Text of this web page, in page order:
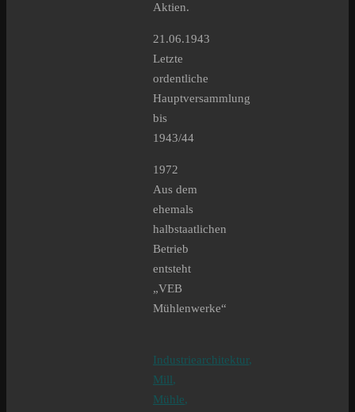
Aktien.
21.06.1943
Letzte
ordentliche
Hauptversammlung
bis
1943/44
1972
Aus dem
ehemals
halbstaatlichen
Betrieb
entsteht
„VEB
Mühlenwerke“
Industriearchitektur,
Mill,
Mühle,